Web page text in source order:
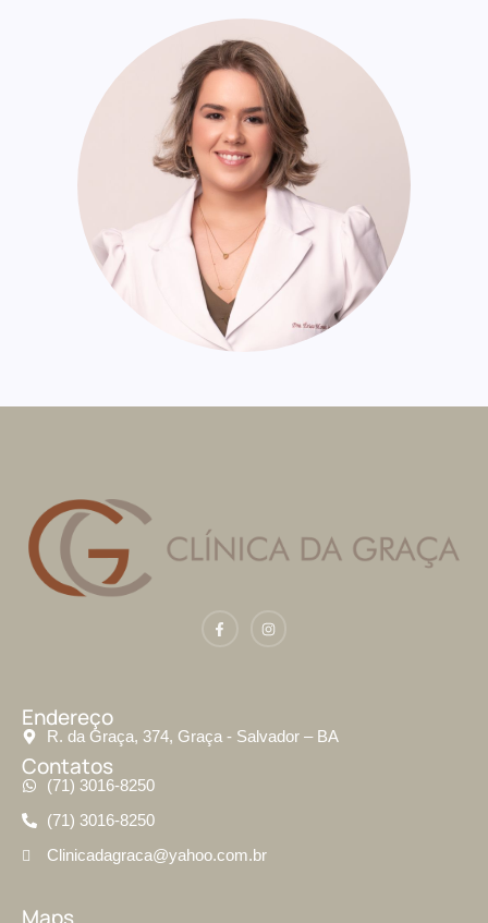
Endereço
R. da Graça, 374, Graça - Salvador – BA
Contatos
(71) 3016-8250
(71) 3016-8250
Clinicadagraca@yahoo.com.br